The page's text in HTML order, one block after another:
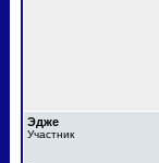
Эдже
Участник